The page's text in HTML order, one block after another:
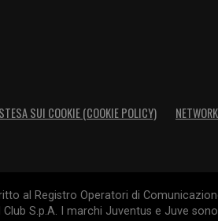
SUI COOKIE (COOKIE POLICY)
al Registro Operatori di
S.p.A. I marchi Juventus e Juve